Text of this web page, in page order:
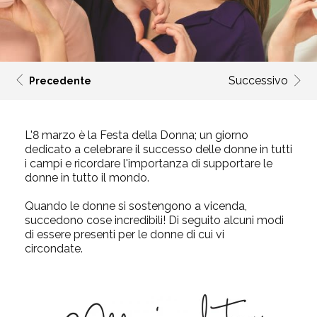
Precedente Successivo
L'8 marzo è la Festa della Donna; un giorno
dedicato a celebrare il successo delle donne in tutti
i campi e ricordare l'importanza di supportare le
donne in tutto il mondo.
Quando le donne si sostengono a vicenda,
succedono cose incredibili! Di seguito alcuni modi
di essere presenti per le donne di cui vi
circondate.